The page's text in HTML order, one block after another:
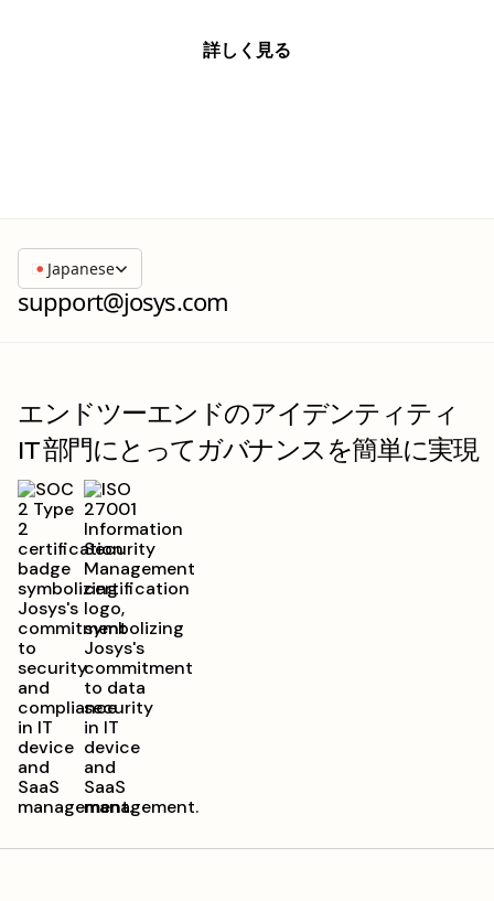
詳しく見る
support@josys.com
Japanese
エンドツーエンドのアイデンティティ
IT 部門にとってガバナンスを簡単に実現